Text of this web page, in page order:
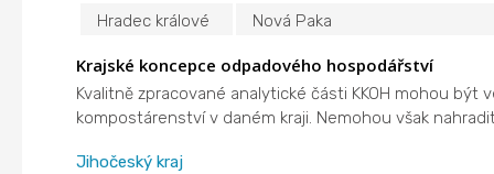
Hradec králové Nová Paka
Krajské koncepce odpadového hospodářství
Kvalitně zpracované analytické části KKOH mohou být
kompostárenství v daném kraji. Nemohou však
Jihočeský kraj